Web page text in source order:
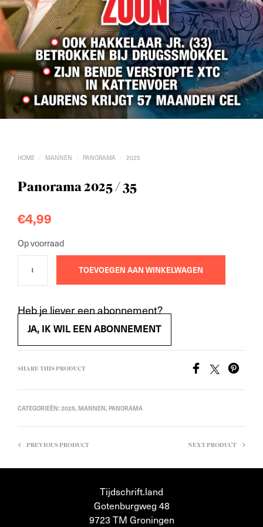
HOME / MANNEN / PANORAMA / 2025
Panorama 2025 / 35
€4,99
Op voorraad
TOEVOEGEN AAN WINKELWAGEN
Heb je liever een abonnement?
JA, IK WIL EEN ABONNEMENT
SHARE THIS PRODUCT
CATEGORIEËN: 2025, MANNEN, PANORAMA
PREVIOUS PRODUCT NEXT PRODUCT
Tijdschrift.land
Gotenburgweg 48
9723 TM Groningen